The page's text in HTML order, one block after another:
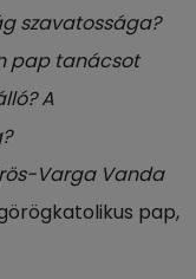
szavatossága?
pap tanácsot
A
Varga Vanda
pap,